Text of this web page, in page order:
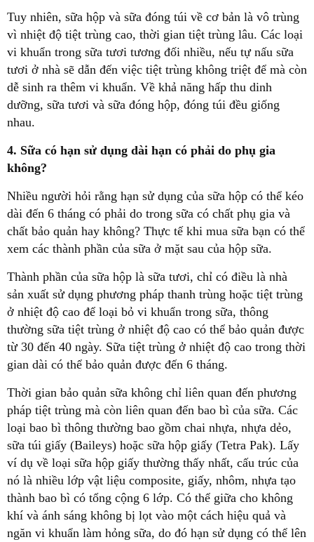
Tuy nhiên, sữa hộp và sữa đóng túi về cơ bản là vô trùng
vì nhiệt độ tiệt trùng cao, thời gian tiệt trùng lâu. Các loại
vi khuẩn trong sữa tươi tương đối nhiều, nếu tự nấu sữa
tươi ở nhà sẽ dẫn đến việc tiệt trùng không triệt để mà còn
dễ sinh ra thêm vi khuẩn. Về khả năng hấp thu dinh
dưỡng, sữa tươi và sữa đóng hộp, đóng túi đều giống
nhau.
4. Sữa có hạn sử dụng dài hạn có phải do phụ gia
không?
Nhiều người hỏi rằng hạn sử dụng của sữa hộp có thể kéo
dài đến 6 tháng có phải do trong sữa có chất phụ gia và
chất bảo quản hay không? Thực tế khi mua sữa bạn có thể
xem các thành phần của sữa ở mặt sau của hộp sữa.
Thành phần của sữa hộp là sữa tươi, chỉ có điều là nhà
sản xuất sử dụng phương pháp thanh trùng hoặc tiệt trùng
ở nhiệt độ cao để loại bỏ vi khuẩn trong sữa, thông
thường sữa tiệt trùng ở nhiệt độ cao có thể bảo quản được
từ 30 đến 40 ngày. Sữa tiệt trùng ở nhiệt độ cao trong thời
gian dài có thể bảo quản được đến 6 tháng.
Thời gian bảo quản sữa không chỉ liên quan đến phương
pháp tiệt trùng mà còn liên quan đến bao bì của sữa. Các
loại bao bì thông thường bao gồm chai nhựa, nhựa dẻo,
sữa túi giấy (Baileys) hoặc sữa hộp giấy (Tetra Pak). Lấy
ví dụ về loại sữa hộp giấy thường thấy nhất, cấu trúc của
nó là nhiều lớp vật liệu composite, giấy, nhôm, nhựa tạo
thành bao bì có tổng cộng 6 lớp. Có thể giữa cho không
khí và ánh sáng không bị lọt vào một cách hiệu quả và
ngăn vi khuẩn làm hỏng sữa, do đó hạn sử dụng có thể lên